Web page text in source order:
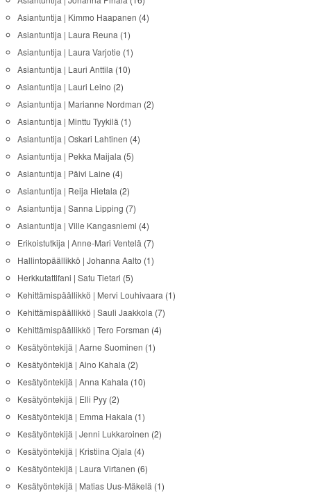
Asiantuntija | Kimmo Haapanen (4)
Asiantuntija | Laura Reuna (1)
Asiantuntija | Laura Varjotie (1)
Asiantuntija | Lauri Anttila (10)
Asiantuntija | Lauri Leino (2)
Asiantuntija | Marianne Nordman (2)
Asiantuntija | Minttu Tyykilä (1)
Asiantuntija | Oskari Lahtinen (4)
Asiantuntija | Pekka Maijala (5)
Asiantuntija | Päivi Laine (4)
Asiantuntija | Reija Hietala (2)
Asiantuntija | Sanna Lipping (7)
Asiantuntija | Ville Kangasniemi (4)
Erikoistutkija | Anne-Mari Ventelä (7)
Hallintopäällikkö | Johanna Aalto (1)
Herkkutattifani | Satu Tietari (5)
Kehittämispäällikkö | Mervi Louhivaara (1)
Kehittämispäällikkö | Sauli Jaakkola (7)
Kehittämispäällikkö | Tero Forsman (4)
Kesätyöntekijä | Aarne Suominen (1)
Kesätyöntekijä | Aino Kahala (2)
Kesätyöntekijä | Anna Kahala (10)
Kesätyöntekijä | Elli Pyy(2)
Kesätyöntekijä | Emma Hakala (1)
Kesätyöntekijä | Jenni Lukkaroinen (2)
Kesätyöntekijä | Kristiina Ojala (4)
Kesätyöntekijä | Laura Virtanen (6)
Kesätyöntekijä | Matias Uus-Mäkelä (1)